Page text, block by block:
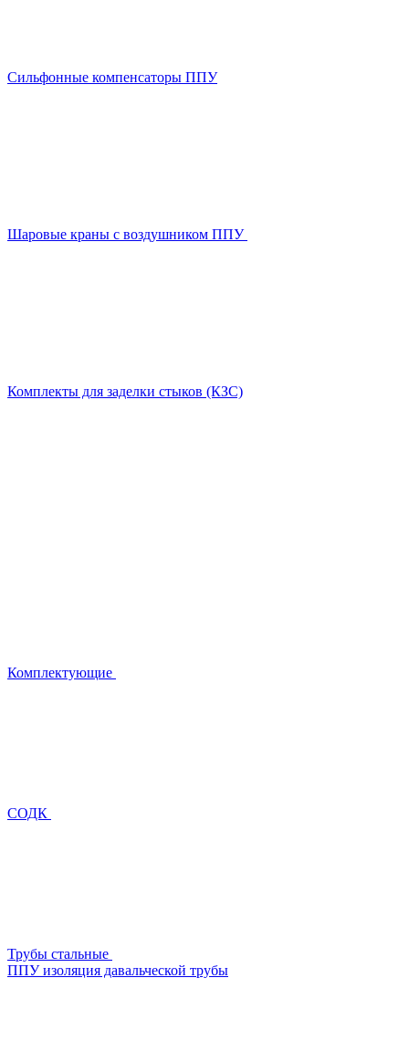
Сильфонные компенсаторы ППУ
Шаровые краны с воздушником ППУ
Комплекты для заделки стыков (КЗС)
Комплектующие
СОДК
Трубы стальные
ППУ изоляция давальческой трубы